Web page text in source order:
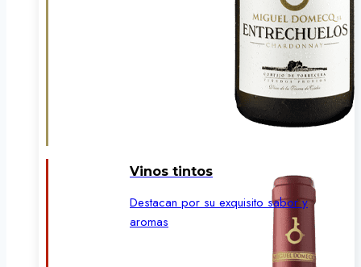
Vinos tintos
Destacan por su exquisito sabor y
aromas